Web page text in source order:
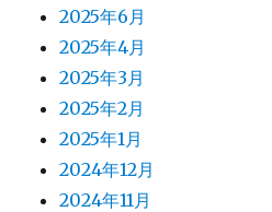
2025年6月
2025年4月
2025年3月
2025年2月
2025年1月
2024年12月
2024年11月